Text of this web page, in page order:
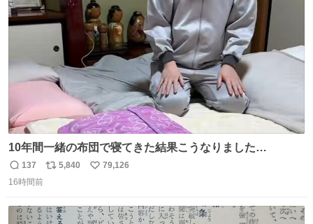
数
10年間一緒の布団で寝てきた結果こうなりました…
返
信
137
リ
ト
5,840
い
数
79,126
16時間前